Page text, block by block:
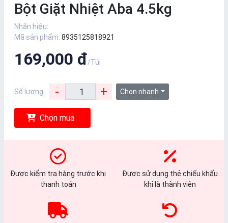
Bột Giặt Nhiệt Aba 4.5kg
Nhãn hiệu:
Mã sản phẩm: 8935125818921
169,000 đ/Túi
Số lượng: - + Chọn nhanh
Chọn mua
Được kiểm tra hàng trước khi
thanh toán
Được sử dụng thẻ chiếu khấu
khi là thành viên